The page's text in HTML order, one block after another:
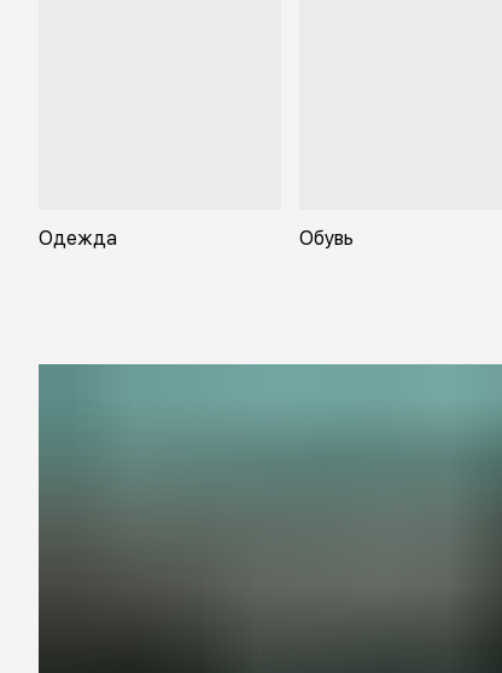
Одежда Обувь